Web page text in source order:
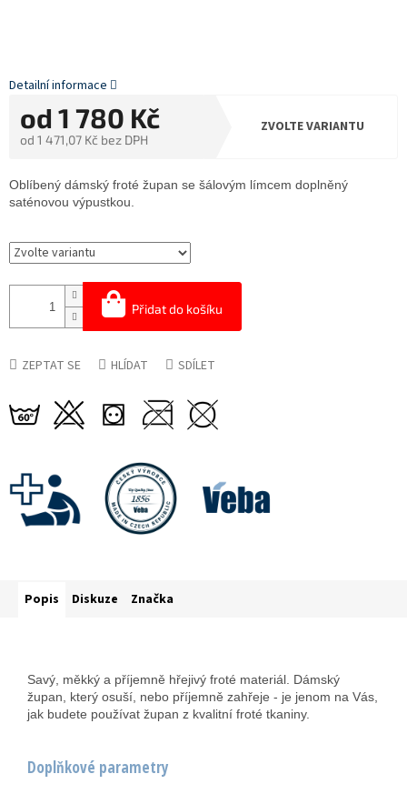
od 1 780 Kč
od 1 471,07 Kč bez DPH
ZVOLTE VARIANTU
Přidat do košíku
Oblíbený dámský froté župan se šálovým límcem doplněný
saténovou výpustkou.
Detailní informace
ZEPTAT SE HLÍDAT SDÍLET
Popis Diskuze Značka
Savý, měkký a příjemně hřejivý froté materiál. Dámský
župan, který osuší, nebo příjemně zahřeje - je jenom na Vás,
jak budete používat župan z kvalitní froté tkaniny.
Doplňkové parametry